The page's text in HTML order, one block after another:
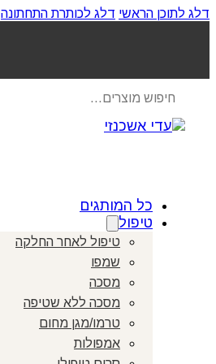
דלג לתוכן הראשי דלג לכותרת התחתונה
search
כל המותגים
טיפול
טיפול לאחר החלקה
שמפו
מסכה
מסכה ללא שטיפה
טרמו/מגן מחום
אמפולות